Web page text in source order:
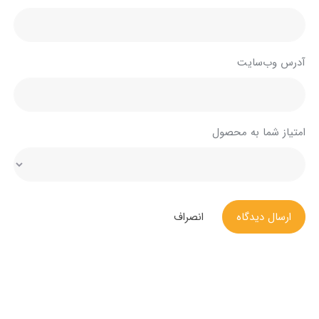
آدرس وب‌سایت
امتیاز شما به محصول
ارسال دیدگاه انصراف